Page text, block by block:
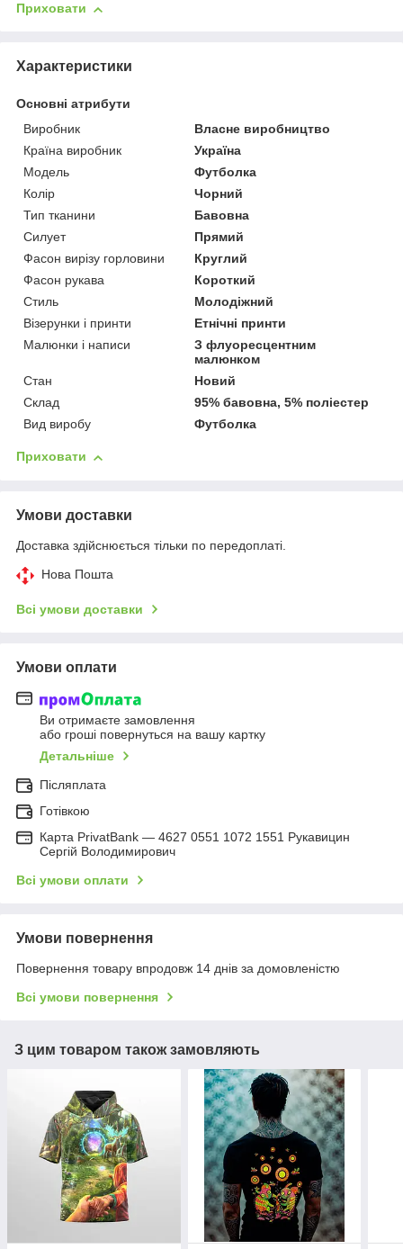
Приховати
Характеристики
Основні атрибути
Виробник
Власне виробництво
Країна виробник
Україна
Модель
Футболка
Колір
Чорний
Тип тканини
Бавовна
Силует
Прямий
Фасон вирізу горловини
Круглий
Фасон рукава
Короткий
Стиль
Молодіжний
Візерунки і принти
Етнічні принти
Малюнки і написи
З флуоресцентним
малюнком
Стан
Новий
Склад
95% бавовна, 5% поліестер
Вид виробу
Футболка
Приховати
Умови доставки
Доставка здійснюється тільки по передоплаті.
Нова Пошта
Всі умови доставки
Умови оплати
Ви отримаєте замовлення
або гроші повернуться на вашу картку
Детальніше
Післяплата
Готівкою
Карта PrivatBank — 4627 0551 1072 1551 Рукавицин
Сергій Володимирович
Всі умови оплати
Умови повернення
Повернення товару впродовж 14 днів за домовленістю
Всі умови повернення
З цим товаром також замовляють